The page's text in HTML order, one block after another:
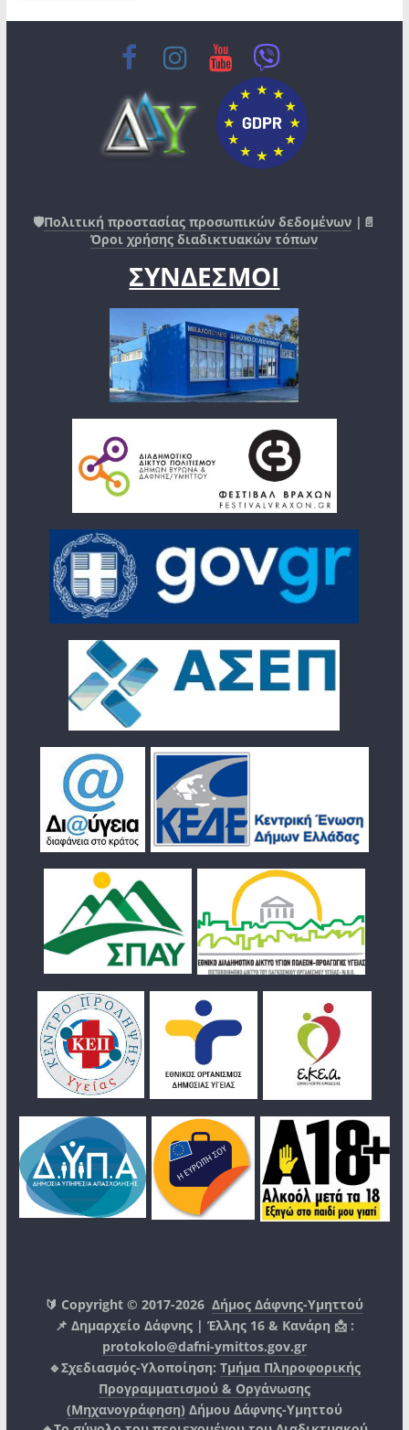
🛡️Πολιτική προστασίας προσωπικών δεδομένων |📄
Όροι χρήσης διαδικτυακών τόπων
ΣΥΝΔΕΣΜΟΙ
🔰 Copyright © 2017-2026Δήμος Δάφνης-Υμηττού
📌 Δημαρχείο Δάφνης | Έλλης 16 & Κανάρη 📩 :
protokolo@dafni-ymittos.gov.gr
🔹Σχεδιασμός-Υλοποίηση: Τμήμα Πληροφορικής
Προγραμματισμού & Οργάνωσης
(Μηχανογράφηση) Δήμου Δάφνης-Υμηττού